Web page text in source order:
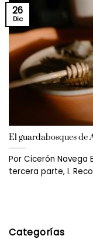
Categorías
El guardabosques de
Por Cicerón Navega
tercera parte, I.
26
Dic